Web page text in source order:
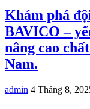
Khám phá
BAVICO –
nâng cao
Nam.
admin 4 Tháng 8,